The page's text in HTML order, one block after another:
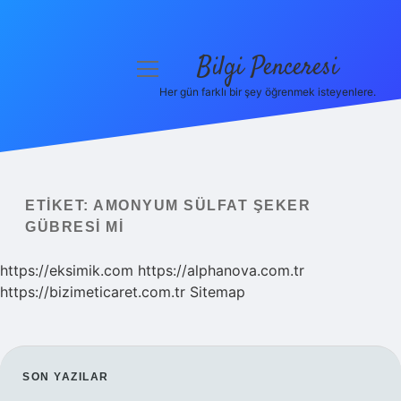
Yasal Uyarı
menüyü
Bilgi Penceresi
Her gün farklı bir şey öğrenmek isteyenlere.
ETIKET: AMONYUM SÜLFAT ŞEKER
GÜBRESI MI
https://eksimik.com https://alphanova.com.tr
https://bizimeticaret.com.tr Sitemap
SIDEBAR
SON YAZILAR